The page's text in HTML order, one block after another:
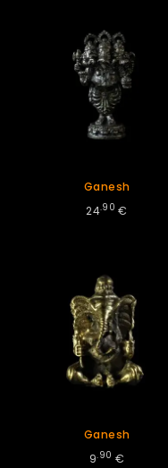
Ganesh
24.90 €
Ganesh
9.90 €